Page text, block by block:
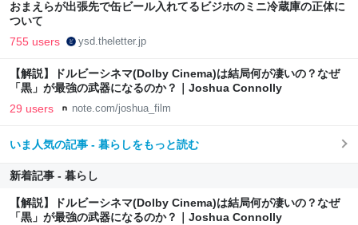
おまえらが出張先で缶ビール入れてるビジホのミニ冷蔵庫の正体に
ついて
755 users ysd.theletter.jp
【解説】ドルビーシネマ(Dolby Cinema)は結局何が凄いの？なぜ
「黒」が最強の武器になるのか？｜Joshua Connolly
29 users note.com/joshua_film
いま人気の記事 - 暮らしをもっと読む
新着記事 - 暮らし
【解説】ドルビーシネマ(Dolby Cinema)は結局何が凄いの？なぜ
「黒」が最強の武器になるのか？｜Joshua Connolly